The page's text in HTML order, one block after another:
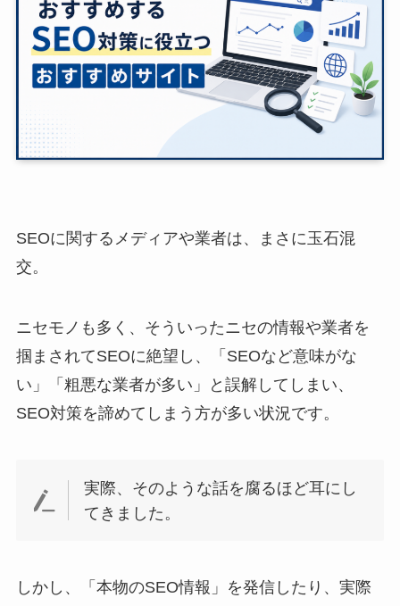
SEOに関するメディアや業者は、まさに玉石混
交。
ニセモノも多く、そういったニセの情報や業者を
掴まされてSEOに絶望し、「SEOなど意味がな
い」「粗悪な業者が多い」と誤解してしまい、
SEO対策を諦めてしまう方が多い状況です。
実際、そのような話を腐るほど耳にし
てきました。
しかし、「本物のSEO情報」を発信したり、実際